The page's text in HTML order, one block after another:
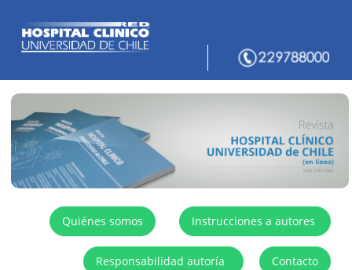
Quiénes somos Instrucciones a autores
Responsabilidad autoría Contacto